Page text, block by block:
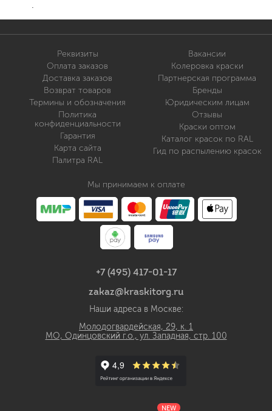
Реквизиты
Оплата заказов
Доставка заказов
Возврат товаров
Термины и обозначения
Политика
конфиденциальности
Гарантия
Карта сайта
Палитра RAL
Вакансии
Колеровка краски
Партнерская программа
Бренды
Юридическим лицам
Отзывы
Краски оптом
Каталог красок по RAL
Гид по распылению красок
Мы принимаем к оплате
+7 (495) 417-01-17
zakaz@kraskitorg.ru
Наши адреса в Москве:
Молодогвардейская, 29, к. 1
МО, Одинцовский г.о., ул. Западная, стр. 100
NEW